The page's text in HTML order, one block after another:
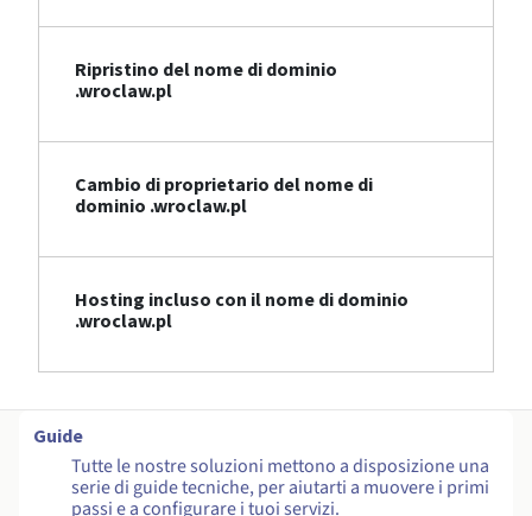
Ripristino del nome di dominio
.wroclaw.pl
Cambio di proprietario del nome di
dominio .wroclaw.pl
Hosting incluso con il nome di dominio
.wroclaw.pl
Guide
Tutte le nostre soluzioni mettono a disposizione una
serie di guide tecniche, per aiutarti a muovere i primi
passi e a configurare i tuoi servizi.